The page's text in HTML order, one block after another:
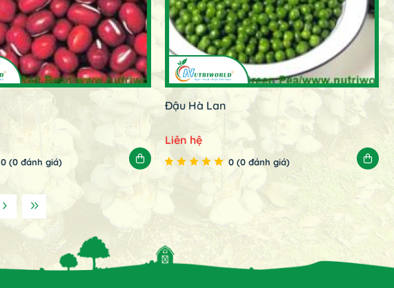
0 (0 đánh giá)
Đậu Hà Lan
Liên hệ
0 (0 đánh giá)